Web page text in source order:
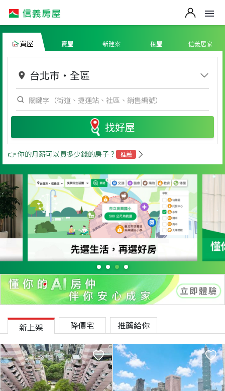
買屋 賣屋 新建案 租屋 信義居家
台北市 ・ 全區
找好屋
👉 你的月薪可以買多少錢的房子？ 推薦
新上架 降價宅 推薦給你